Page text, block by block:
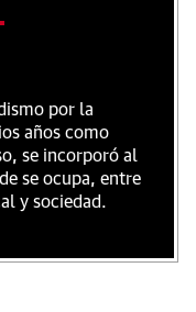
por la
años como
se incorporó al
se ocupa, entre
y sociedad.